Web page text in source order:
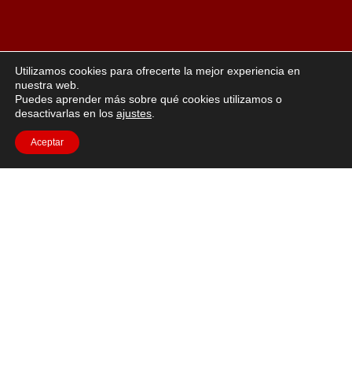
Utilizamos cookies para ofrecerte la mejor experiencia en
nuestra web.
Puedes aprender más sobre qué cookies utilizamos o
desactivarlas en los ajustes
Aceptar